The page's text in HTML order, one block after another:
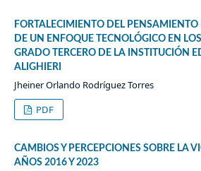
FORTALECIMIENTO DEL
DE UN ENFOQUE TECNOLÓGICO EN
GRADO TERCERO DE LA INSTITUCIÓN
ALIGHIERI
Jheiner Orlando Rodríguez Torres
PDF
CAMBIOS Y PERCEPCIONES SOBRE LA
AÑOS 2016 Y 2023